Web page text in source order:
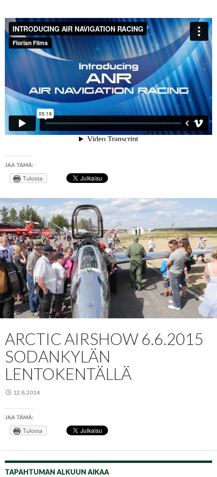
JAA TÄMÄ:
Tulosta
ARCTIC AIRSHOW 6.6.2015
SODANKYLÄN
LENTOKENTÄLLÄ
12.8.2014
JAA TÄMÄ:
Tulosta
TAPAHTUMAN ALKUUN AIKAA